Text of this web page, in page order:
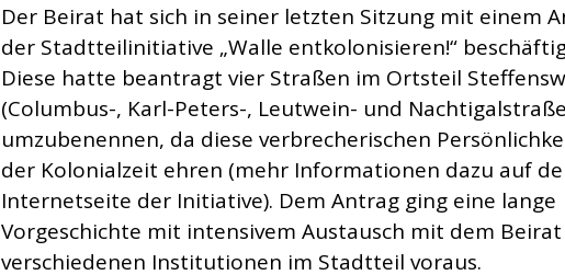
Der Beirat hat sich in seiner letzten Sitzung mit einem
der Stadtteilinitiative „Walle entkolonisieren!“
Diese hatte beantragt vier Straßen im Ortsteil
(Columbus-, Karl-Peters-, Leutwein- und
umzubenennen, da diese verbrecherischen
der Kolonialzeit ehren (mehr Informationen dazu auf
Internetseite der Initiative). Dem Antrag ging eine lange
Vorgeschichte mit intensivem Austausch mit dem
verschiedenen Institutionen im Stadtteil voraus.